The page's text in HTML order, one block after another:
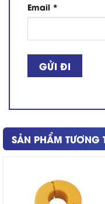
Email *
SẢN PHẨM TƯƠNG